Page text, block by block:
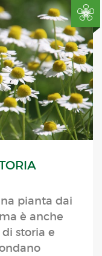
pianta dai
è anche
storia e